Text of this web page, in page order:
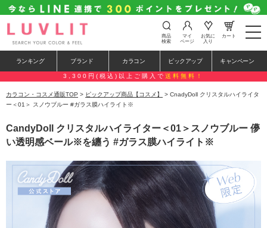
t
o
e
n
a
a
商品
検索
マイ
ページ
お気に
入り
カート
ランキング ブランド カラコン ピックアップ キャンペーン
3,300円(税込)以上ご購入で 送料無料！
カラコン・コスメ通販TOP > ピックアップ商品【コスメ】
> CnadyDoll クリスタルハイライタ
ー＜01＞ スノウブルー #ガラス膜ハイライト※
CandyDoll クリスタルハイライター＜01＞スノウブルー 儚
い透明感ベール※を纏う #ガラス膜ハイライト※